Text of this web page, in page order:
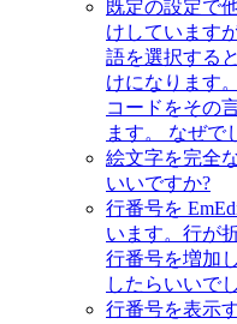
既定の設定で
けしています
語を選択する
けになります
コードをその
ます。 なぜで
絵文字を完全
いいですか?
行番号を
います。行が
行番号を増加
したらいいで
行番号を表示